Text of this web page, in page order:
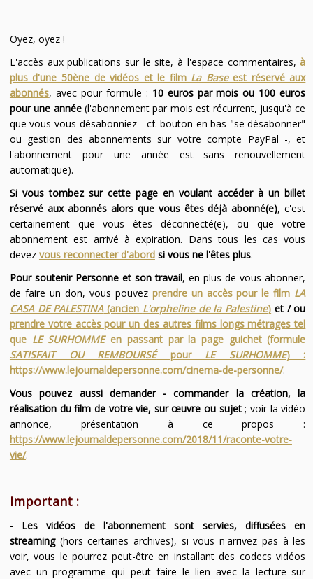
Oyez, oyez !
L'accès aux publications sur le site, à l'espace commentaires,à
plus d'une 50ène de vidéos et le film La Baseest réservé aux
abonnés, avec pour formule : 10 euros par mois ou 100 euros
pour une année(l'abonnement par mois est récurrent, jusqu'à ce
que vous vous désabonniez - cf. bouton en bas "se désabonner"
ou gestion des abonnements sur votre compte PayPal -, et
l'abonnement pour une année est sans renouvellement
automatique).
Si vous tombez sur cette page en voulant accéder à un billet
réservé aux abonnés alors que vous êtes déjà abonné(e), c'est
certainement que vous êtes déconnecté(e), ou que votre
abonnement est arrivé à expiration. Dans tous les cas vous
devez vous reconnecter d'abordsi vous ne l'êtes plus.
Pour soutenir Personne et son travail, en plus de vous abonner,
de faire un don, vous pouvez prendre un accès pour le film LA
CASA DE PALESTINA(ancien L'orpheline de la Palestine) et / ou
prendre votre accès pour un des autres films longs métrages tel
que LE SURHOMMEen passant par la page guichet (formule
SATISFAIT OU REMBOURSÉpour LE SURHOMME) :
https://www.lejournaldepersonne.com/cinema-de-personne/.
Vous pouvez aussi demander - commander la création, la
réalisation du film de votre vie, sur œuvre ou sujet; voir la vidéo
annonce, présentation à ce propos :
https://www.lejournaldepersonne.com/2018/11/raconte-votre-
vie/.
Important :
- Les vidéos de l'abonnement sont servies, diffusées en
streaming(hors certaines archives), si vous n'arrivez pas à les
voir, vous le pourrez peut-être en installant des codecs vidéos
avec un programme qui peut faire le lien avec la lecture sur